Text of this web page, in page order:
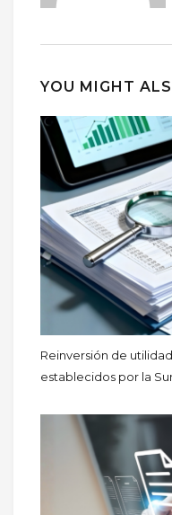
YOU MIGHT
Reinversión de
establecidos por la